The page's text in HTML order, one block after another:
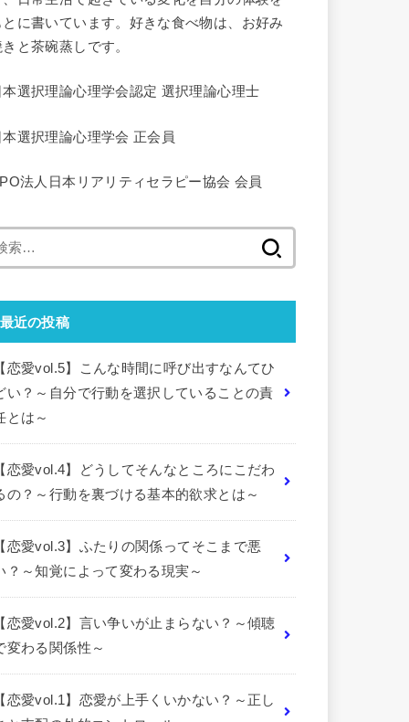
とに書いています。好きな食べ物は、お好み
と茶碗蒸しです。
本選択理論心理学会認定 選択理論心理士
本選択理論心理学会 正会員
法人日本リアリティセラピー協会 会員
最近の投稿
【恋愛vol.5】こんな時間に呼び出すなんてひ
い？～自分で行動を選択していることの責
とは～
【恋愛vol.4】どうしてそんなところにこだわ
の？～行動を裏づける基本的欲求とは～
【恋愛vol.3】ふたりの関係ってそこまで悪
？～知覚によって変わる現実～
【恋愛vol.2】言い争いが止まらない？～傾聴
変わる関係性～
【恋愛vol.1】恋愛が上手くいかない？～正し